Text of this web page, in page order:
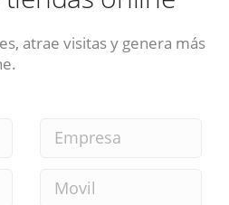
atrae visitas y genera más